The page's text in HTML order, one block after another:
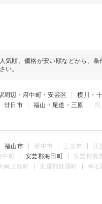
気順、価格が安い順などから、
い。
周辺・府中町・安芸区
横川・
廿日市 福山・尾道・三原
福山市 府中市 三次市 庄
町 安芸郡海田町 安芸郡熊
崎上島町 世羅郡世羅町 神石